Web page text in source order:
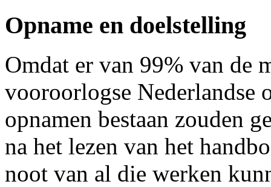
Opname en doelstelling
Omdat er van 99% van de
vooroorlogse Nederlandse
opnamen bestaan zouden
na het lezen van het
noot van al die werken